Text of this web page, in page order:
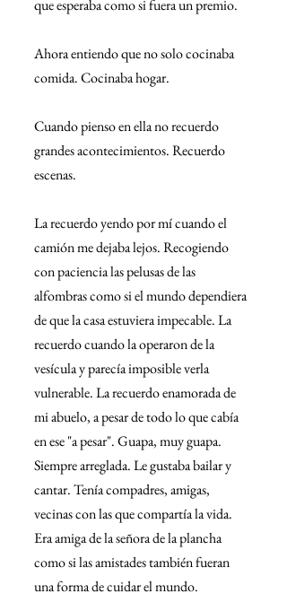
que esperaba como si fuera un premio.
Ahora entiendo que no solo cocinaba
comida. Cocinaba hogar.
Cuando pienso en ella no recuerdo
grandes acontecimientos. Recuerdo
escenas.
La recuerdo yendo por mí cuando el
camión me dejaba lejos. Recogiendo
con paciencia las pelusas de las
alfombras como si el mundo dependiera
de que la casa estuviera impecable. La
recuerdo cuando la operaron de la
vesícula y parecía imposible verla
vulnerable. La recuerdo enamorada de
mi abuelo, a pesar de todo lo que cabía
en ese "a pesar". Guapa, muy guapa.
Siempre arreglada. Le gustaba bailar y
cantar. Tenía compadres, amigas,
vecinas con las que compartía la vida.
Era amiga de la señora de la plancha
como si las amistades también fueran
una forma de cuidar el mundo.